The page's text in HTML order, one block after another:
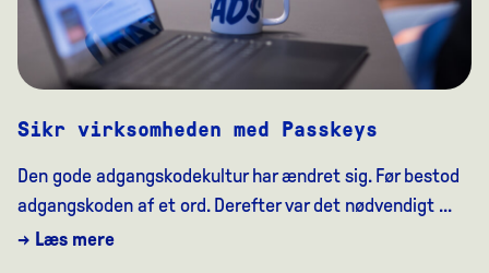
Sikr virksomheden med Passkeys
Den gode adgangskodekultur har ændret sig. Før bestod
adgangskoden af et ord. Derefter var det nødvendigt ...
→ Læs mere